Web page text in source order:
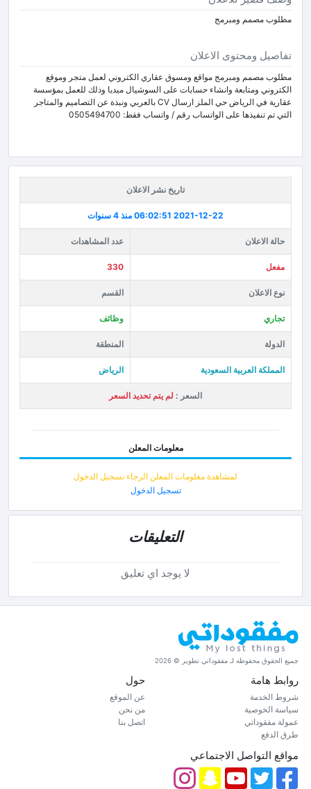
مطلوب مصمم ومبرمج
تفاصيل ومحتوى الاعلان
مطلوب مصمم ومبرمج مواقع ومسوق عقاري الكتروني لعمل متجر وموقع
الكتروني ومتابعة وانشاء حسابات على السوشيال ميديا وذلك للعمل بمؤسسة
عقارية في الرياض حي الملز ارسال CV بالعربي ونبذة عن التصاميم والمتاجر
التي تم تنفيذها على الواتساب رقم ​/ واتساب فقط: 0505494700
تاريخ نشر الاعلان
2021-12-22 06:02:51 منذ 4 سنوات
حالة الاعلان عدد المشاهدات
مفعل 330
نوع الاعلان القسم
تجاري وظائف
الدولة المنطقة
المملكة العربية السعودية الرياض
السعر : لم يتم تحديد السعر
معلومات المعلن
لمشاهدة معلومات المعلن الرجاء تسجيل الدخول
تسجيل الدخول
التعليقات
لا يوجد اي تعليق
جميع الحقوق محفوظه لـ مفقوداتي تطوير © 2026
روابط هامة
شروط الخدمة
سياسة الخوصية
عمولة مفقوداتي
طرق الدفع
حول
عن الموقع
من نحن
اتصل بنا
مواقع التواصل الاجتماعي